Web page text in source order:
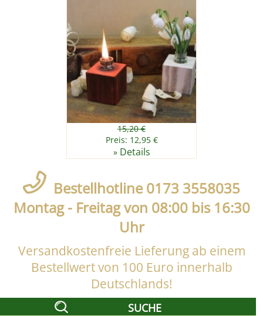
15,20 €
Preis: 12,95 €
» Details
Bestellhotline 0173 3558035
Montag - Freitag von 08:00 bis 16:30
Uhr
Versandkostenfreie Lieferung ab einem
Bestellwert von 100 Euro innerhalb
Deutschlands!
SUCHE